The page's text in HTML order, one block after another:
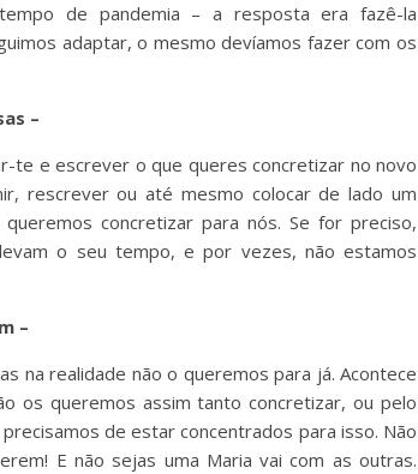
de pandemia – a resposta era fazê-la
adaptar, o mesmo devíamos fazer com os
–
te e escrever o que queres concretizar no novo
rescrever ou até mesmo colocar de lado um
concretizar para nós. Se for preciso,
o seu tempo, e por vezes, não estamos
–
na realidade não o queremos para já. Acontece
os queremos assim tanto concretizar, ou pelo
de estar concentrados para isso. Não
E não sejas uma Maria vai com as outras.